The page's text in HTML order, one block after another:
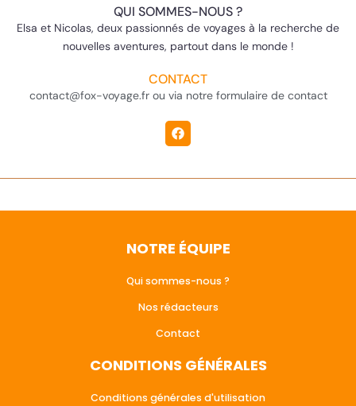
QUI SOMMES-NOUS ?
Elsa et Nicolas, deux passionnés de voyages à la recherche de
nouvelles aventures, partout dans le monde !
CONTACT
contact@fox-voyage.fr ou via notre formulaire de contact
NOTRE ÉQUIPE
Qui sommes-nous ?
Nos rédacteurs
Contact
CONDITIONS GÉNÉRALES
Conditions générales d'utilisation